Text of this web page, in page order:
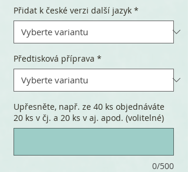
Přidat k české verzi další jazyk *
Předtisková příprava *
Upřesněte, např. ze 40 ks objednáváte
20 ks v čj. a 20 ks v aj. apod. (volitelné)
0/500